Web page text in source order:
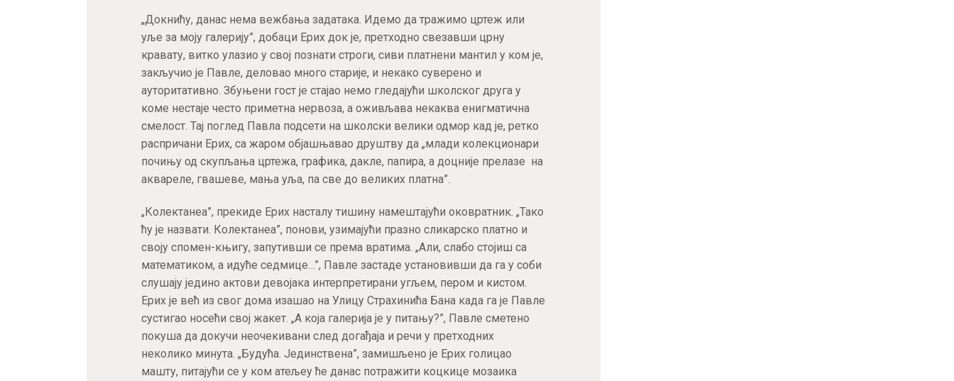
„Докнићу, данас нема вежбања задатака. Идемо да тражимо цртеж или
уље за моју галерију”, добаци Ерих док је, претходно свезавши црну
кравату, витко улазио у свој познати строги, сиви платнени мантил у ком је,
закључио је Павле, деловао много старије, и некако суверено и
ауторитативно. Збуњени гост је стајао немо гледајући школског друга у
коме нестаје често приметна нервоза, а оживљава некаква енигматична
смелост. Тај поглед Павла подсети на школски велики одмор кад је, ретко
распричани Ерих, са жаром објашњавао друштву да „млади колекционари
почињу од скупљања цртежа, графика, дакле, папира, а доцније прелазе на
аквареле, гвашеве, мања уља, па све до великих платна”.
„Колектанеа”, прекиде Ерих насталу тишину намештајући оковратник. „Тако
ћу је назвати. Колектанеа”, понови, узимајући празно сликарско платно и
своју спомен-књигу, запутивши се према вратима. „Али, слабо стојиш са
математиком, а идуће седмице…”, Павле застаде установивши да га у соби
слушају једино актови девојака интерпретирани угљем, пером и кистом.
Ерих је већ из свог дома изашао на Улицу Страхинића Бана када га је Павле
сустигао носећи свој жакет. „А која галерија је у питању?”, Павле сметено
покуша да докучи неочекивани след догађаја и речи у претходних
неколико минута. „Будућа. Јединствена”, замишљено је Ерих голицао
машту, питајући се у ком атељеу ће данас потражити коцкице мозаика
Пријавите се за наш NEWSLETTER и
остварите 15% попуста на већ снижене
цене при првој куповини!
Купон не важи за књиге које су већ на специјалним акцијама